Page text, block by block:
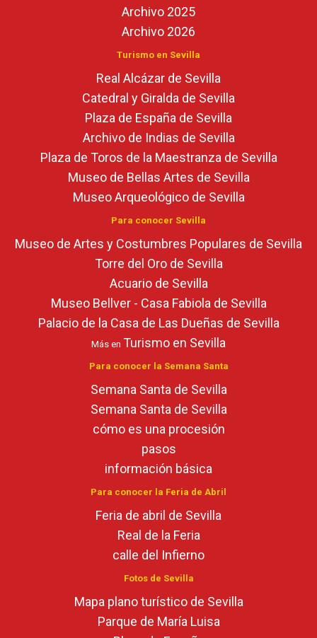
Archivo 2025
Archivo 2026
Turismo en Sevilla
Real Alcázar de Sevilla
Catedral y Giralda de Sevilla
Plaza de España de Sevilla
Archivo de Indias de Sevilla
Plaza de Toros de la Maestranza de Sevilla
Museo de Bellas Artes de Sevilla
Museo Arqueológico de Sevilla
Para conocer Sevilla
Museo de Artes y Costumbres Populares de Sevilla
Torre del Oro de Sevilla
Acuario de Sevilla
Museo Bellver - Casa Fabiola de Sevilla
Palacio de la Casa de Las Dueñas de Sevilla
Más en Turismo en Sevilla
Para conocer la Semana Santa
Semana Santa de Sevilla
Semana Santa de Sevilla
cómo es una procesión
pasos
información básica
Para conocer la Feria de Abril
Feria de abril de Sevilla
Real de la Feria
calle del Infierno
Fotos de Sevilla
Mapa plano turístico de Sevilla
Parque de María Luisa